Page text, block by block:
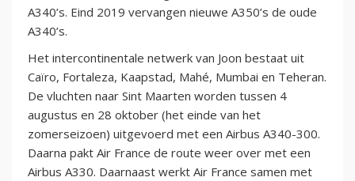
A340’s. Eind 2019 vervangen nieuwe A350’s de oude
A340’s.
Het intercontinentale netwerk van Joon bestaat uit
Caïro, Fortaleza, Kaapstad, Mahé, Mumbai en Teheran.
De vluchten naar Sint Maarten worden tussen 4
augustus en 28 oktober (het einde van het
zomerseizoen) uitgevoerd met een Airbus A340-300.
Daarna pakt Air France de route weer over met een
Airbus A330. Daarnaast werkt Air France samen met